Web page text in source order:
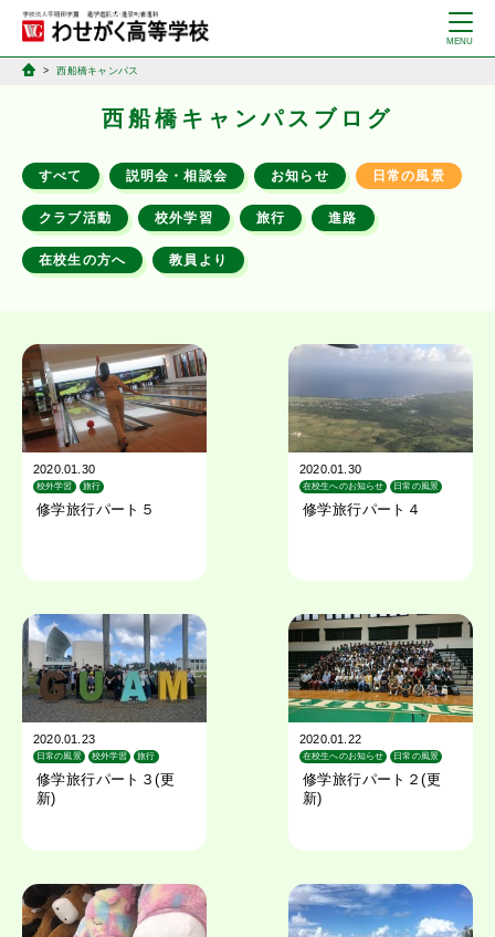
西船橋キャンパス
西船橋キャンパスブログ
すべて 説明会・相談会 お知らせ 日常の風景
クラブ活動 校外学習 旅行 進路
在校生の方へ 教員より
2020.01.30
校外学習
旅行
修学旅行パート５
2020.01.30
在校生へのお知らせ
日常の風景
修学旅行パート４
2020.01.23
日常の風景 校外学習
旅行
修学旅行パート３(更
新)
2020.01.22
在校生へのお知らせ
日常の風景
修学旅行パート２(更
新)